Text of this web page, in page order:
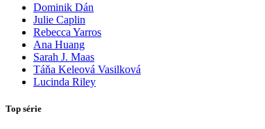
Dominik Dán
Julie Caplin
Rebecca Yarros
Ana Huang
Sarah J. Maas
Táňa Keleová Vasilková
Lucinda Riley
Top série